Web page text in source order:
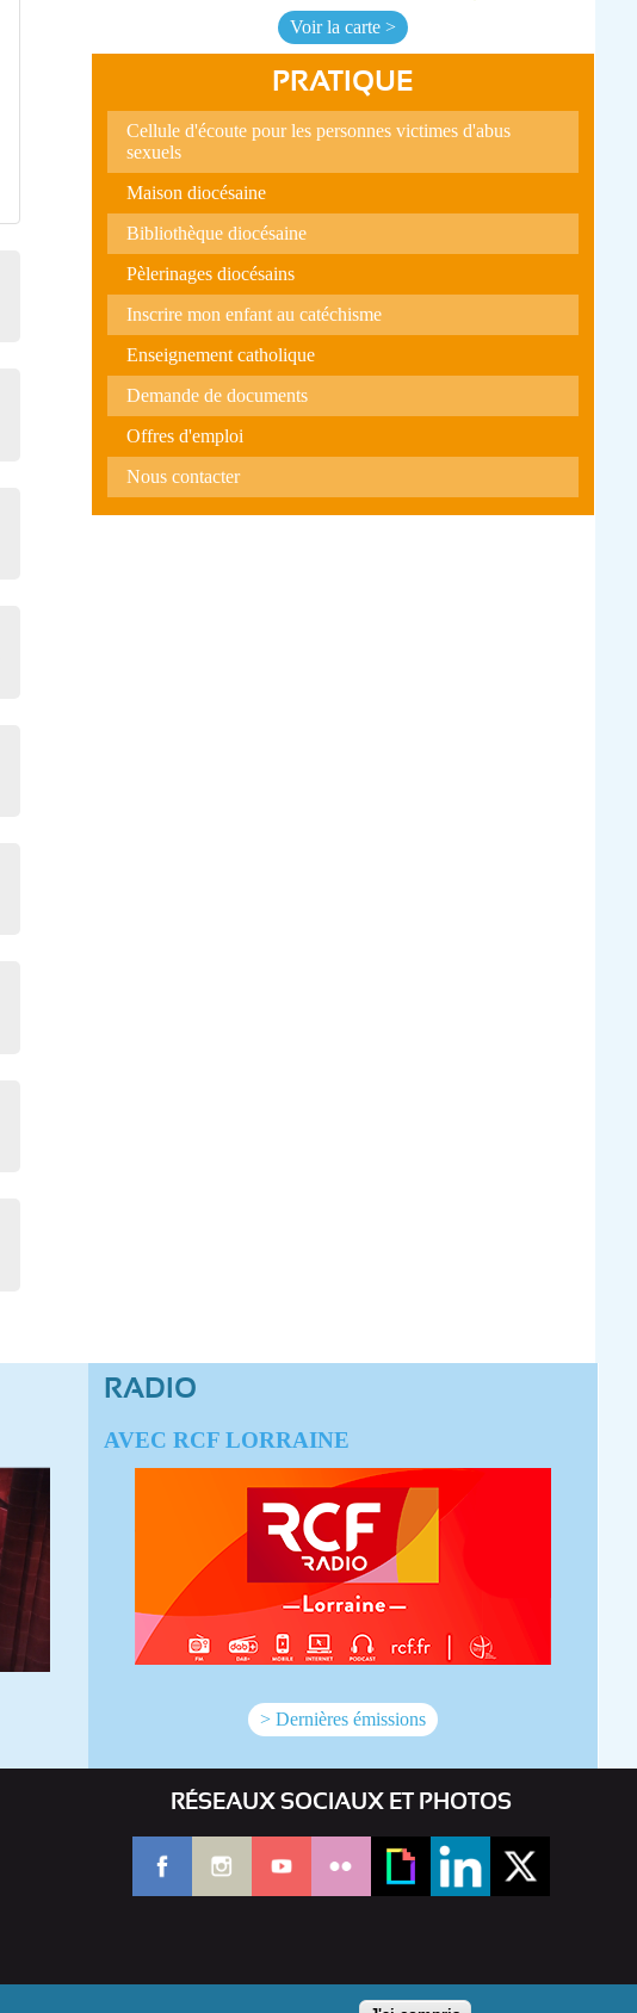
Voir la carte >
PRATIQUE
Cellule d'écoute pour les personnes victimes d'abus
sexuels
Maison diocésaine
Bibliothèque diocésaine
Pèlerinages diocésains
Inscrire mon enfant au catéchisme
Enseignement catholique
Demande de documents
Offres d'emploi
Nous contacter
RADIO
AVEC RCF LORRAINE
> Dernières émissions
RÉSEAUX SOCIAUX ET PHOTOS